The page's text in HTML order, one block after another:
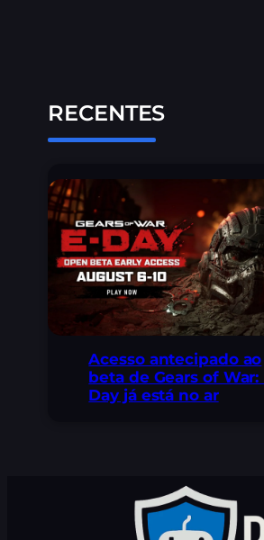
RECENTES
Acesso antecipado ao
beta de Gears of War:
Day já está no ar